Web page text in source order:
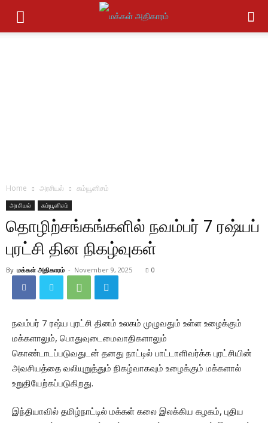
Home அரசியல் கம்யூனிசம்
அரசியல் கம்யூனிசம்
தொழிற்சங்கங்களில் நவம்பர் 7 ரஷ்யப்
புரட்சி தின நிகழ்வுகள்
By மக்கள் அதிகாரம் - November 9, 2025 0
நவம்பர் 7 ரஷ்ய புரட்சி தினம் உலகம் முழுவதும் உள்ள உழைக்கும்
மக்களாலும், பொதுவுடைமைவாதிகளாலும்
கொண்டாடப்படுவதுடன் தனது நாட்டில் பாட்டாளிவர்க்க புரட்சியின்
அவசியத்தை வலியுறுத்தும் நிகழ்வாகவும் உழைக்கும் மக்களால்
உறுதியேற்கப்படுகிறது.
இந்தியாவில் தமிழ்நாட்டில் மக்கள் கலை இலக்கிய கழகம், புதிய